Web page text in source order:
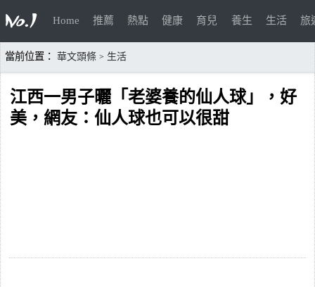
Home 推薦 熱點 健康 育兒 養生 生活 旅
當前位置： 華文頭條 > 生活
江西一男子曬「老婆養的仙人球」，好
美，網友：仙人球也可以很甜